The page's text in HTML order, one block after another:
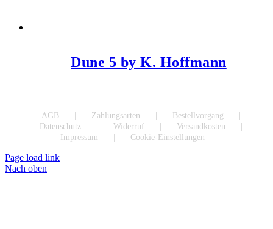
Dune 5 by K. Hoffmann
AGB Zahlungsarten
Bestellvorgang
Datenschutz
Widerruf
Versandkosten
Impressum
Cookie-Einstellungen
Page load link
Nach oben